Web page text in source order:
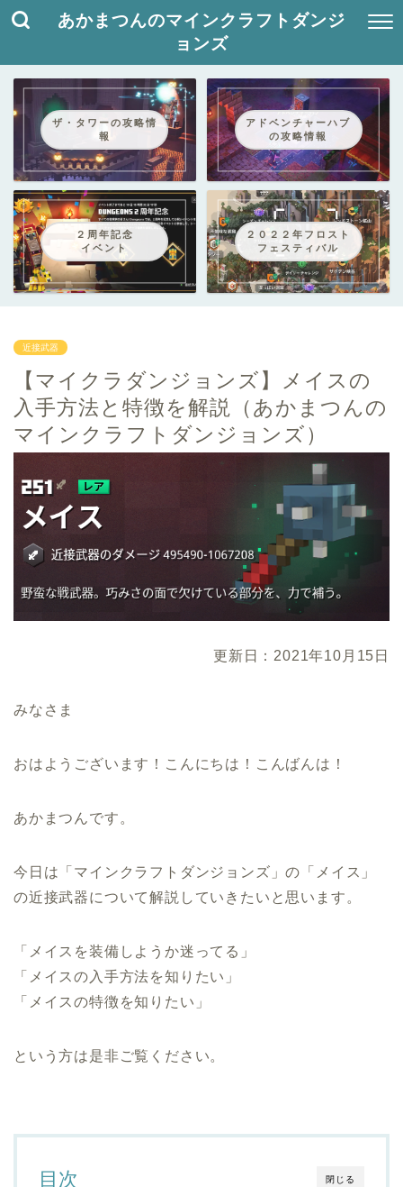
あかまつんのマインクラフトダンジ
ョンズ
ザ・タワーの攻略情
報
アドベンチャーハブ
の攻略情報
２周年記念
イベント
２０２２年フロスト
フェスティバル
近接武器
【マイクラダンジョンズ】メイスの
入手方法と特徴を解説（あかまつんの
マインクラフトダンジョンズ）
更新日：2021年10月15日
みなさま
おはようございます！こんにちは！こんばんは！
あかまつんです。
今日は「マインクラフトダンジョンズ」の「メイス」
の近接武器について解説していきたいと思います。
「メイスを装備しようか迷ってる」
「メイスの入手方法を知りたい」
「メイスの特徴を知りたい」
という方は是非ご覧ください。
閉じる
目次